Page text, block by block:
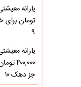
تومان برای
۹
جز دهک ۱۰